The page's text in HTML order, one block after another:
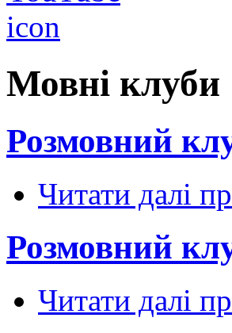
Мовні клуби
Розмовний
Читати далі
Розмовний
Читати далі